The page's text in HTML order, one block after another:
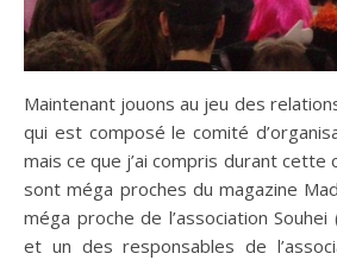
Maintenant jouons au jeu des
qui est composé le comité
mais ce que j’ai compris durant cette
sont méga proches du magazine
méga proche de l’association
et un des responsables de